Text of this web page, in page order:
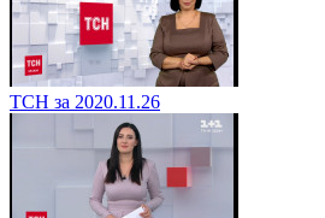
ТСН за 2020.11.26